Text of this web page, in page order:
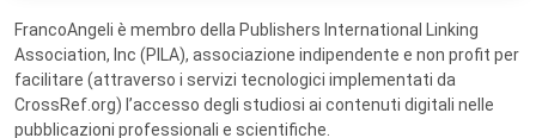
FrancoAngeli è membro della Publishers International Linking
Association, Inc (PILA), associazione indipendente e non profit per
facilitare (attraverso i servizi tecnologici implementati da
CrossRef.org) l’accesso degli studiosi ai contenuti digitali nelle
pubblicazioni professionali e scientifiche.